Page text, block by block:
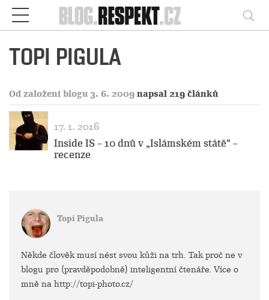
Respekt
TOPI PIGULA
Od založení blogu 3. 6. 2009 napsal 219 článků
17. 1. 2016
Inside IS – 10 dnů v „Islámském státě“ –
recenze
Topi Pigula
Někde člověk musí nést svou kůži na trh. Tak proč ne v
blogu pro (pravděpodobně) inteligentní čtenáře. Více o
mně na http://topi-photo.cz/